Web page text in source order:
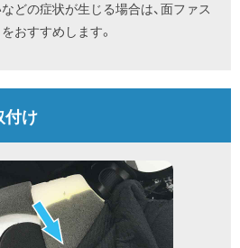
どの症状が生じる場合は、面ファス
おすすめします。
付け